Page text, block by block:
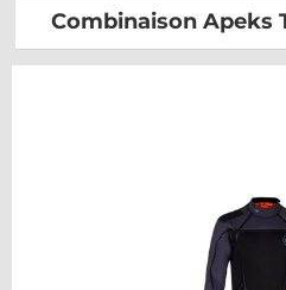
CONTACTEZ-NOUS
Combinaison Apeks